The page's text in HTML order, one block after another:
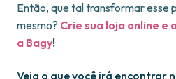
Então, que tal transformar esse
mesmo? Crie sua loja online
a Bagy!
Veja o que você irá encontrar